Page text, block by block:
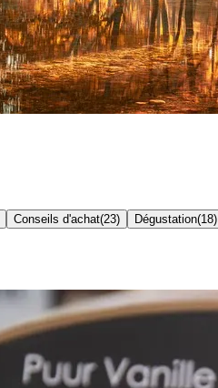
Conseils d'achat(23) Dégustation(18)